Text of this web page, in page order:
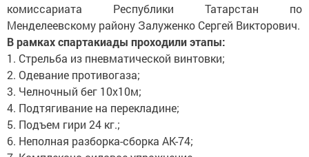
комиссариата Республики Татарстан по
Менделеевскому району Залуженко Сергей Викторович.
В рамках спартакиады проходили этапы:
1. Стрельба из пневматической винтовки;
2. Одевание противогаза;
3. Челночный бег 10х10м;
4. Подтягивание на перекладине;
5. Подъем гири 24 кг.;
6. Неполная разборка-сборка АК-74;